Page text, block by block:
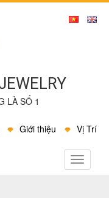
LÀ SỐ 1
Giới thiệu Vị Trí
MENU